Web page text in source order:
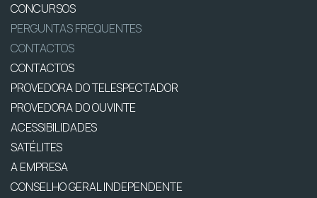
CONCURSOS
PERGUNTAS FREQUENTES
CONTACTOS
CONTACTOS
PROVEDORA DO TELESPECTADOR
PROVEDORA DO OUVINTE
ACESSIBILIDADES
SATÉLITES
A EMPRESA
CONSELHO GERAL INDEPENDENTE